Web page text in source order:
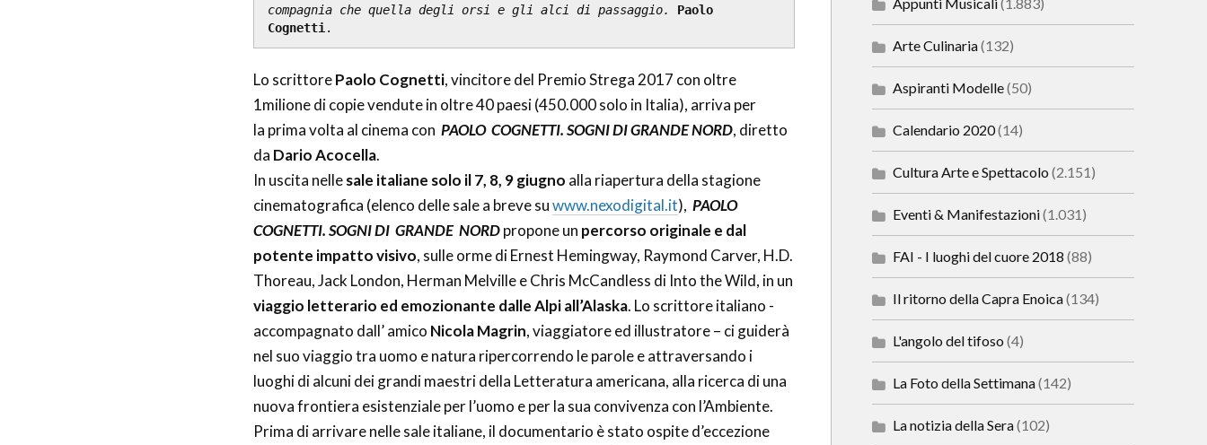
compagnia che quella degli orsi e gli alci di passaggio. Paolo
Cognetti .
Lo scrittorePaolo Cognetti, vincitore del Premio Strega 2017 con oltre
1milione di copie vendute in oltre 40 paesi (450.000 solo in Italia), arriva per
la prima volta al cinema con PAOLO COGNETTI. SOGNI DI GRANDE NORD, diretto
da Dario Acocella.
In uscita nellesale italiane solo il 7, 8, 9 giugno alla riapertura della stagione
cinematografica (elenco delle sale a breve suwww.nexodigital.it), PAOLO
COGNETTI. SOGNI DI GRANDE NORDpropone un percorso originale e dal
potente impatto visivo, sulle orme di Ernest Hemingway, Raymond Carver, H.D.
Thoreau, Jack London, Herman Melville e Chris McCandless di Into the Wild, in un
viaggio letterario ed emozionante dalle Alpi all’Alaska. Lo scrittore italiano -
accompagnato dall’ amico Nicola Magrin, viaggiatore ed illustratore – ci guiderà
nel suo viaggio tra uomo e natura ripercorrendo le parole e attraversando i
luoghi di alcuni dei grandi maestri della Letteratura americana, alla ricerca di una
nuova frontiera esistenziale per l’uomo e per la sua convivenza con l’Ambiente.
Prima di arrivare nelle sale italiane, il documentario è stato ospite d’eccezione
Arte Culinaria(132)
Aspiranti Modelle(50)
Calendario 2020(14)
Cultura Arte e Spettacolo (2.151)
Eventi & Manifestazioni(1.031)
FAI - I luoghi del cuore 2018 (88)
Il ritorno della Capra Enoica(134)
L'angolo del tifoso (4)
La Foto della Settimana(142)
La notizia della Sera(102)